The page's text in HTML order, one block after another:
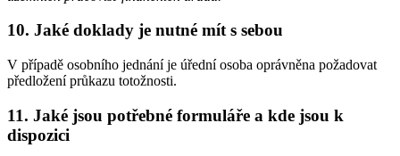
10. Jaké doklady je nutné mít s sebou
V případě osobního jednání je úřední osoba oprávněna požadovat
předložení průkazu totožnosti.
11. Jaké jsou potřebné formuláře a kde jsou k
dispozici